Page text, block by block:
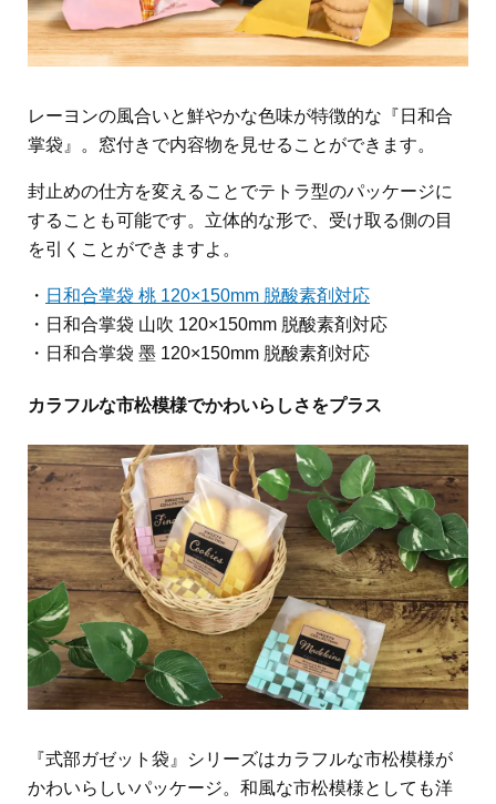
レーヨンの風合いと鮮やかな色味が特徴的な『日和合
掌袋』。窓付きで内容物を見せることができます。
封止めの仕方を変えることでテトラ型のパッケージに
することも可能です。立体的な形で、受け取る側の目
を引くことができますよ。
・ 日和合掌袋 桃 120×150mm 脱酸素剤対応
・日和合掌袋 山吹 120×150mm 脱酸素剤対応
・日和合掌袋 墨 120×150mm 脱酸素剤対応
カラフルな市松模様でかわいらしさをプラス
『式部ガゼット袋』シリーズはカラフルな市松模様が
かわいらしいパッケージ。和風な市松模様としても洋